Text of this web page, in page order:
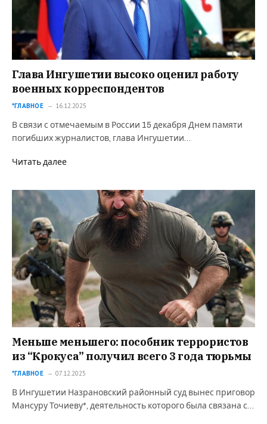
Глава Ингушетии высоко оценил работу
военных корреспондентов
*ГЛАВНОЕ 16.12.2025
В связи с отмечаемым в России 15 декабря Днем памяти
погибших журналистов, глава Ингушетии…
Читать далее
Меньше меньшего: пособник террористов
из “Крокуса” получил всего 3 года тюрьмы
*ГЛАВНОЕ 07.12.2025
В Ингушетии Назрановский районный суд вынес приговор
Мансуру Точиеву*, деятельность которого была связана с…